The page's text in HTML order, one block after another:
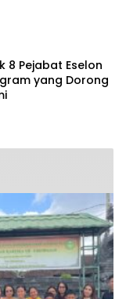
8 Pejabat Eselon
yang Dorong